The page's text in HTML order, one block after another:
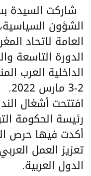
شاركت السيدة
الشؤون السياسية،
العامة لاتحاد
الدورة التاسعة
الداخلية العرب
2-3 مارس 2022.
افتتحت أشغال
رئيسة الحكومة
أكدت فيها حرص
تعزيز العمل
الدول العربية.